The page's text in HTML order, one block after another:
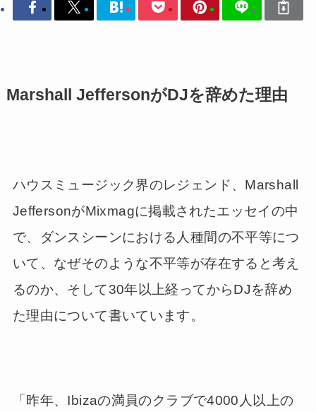
Marshall JeffersonがDJを辞めた理由
ハウスミュージック界のレジェンド、Marshall
JeffersonがMixmagに掲載されたエッセイの中
で、ダンスシーンにおける人種間の不平等につ
いて、なぜそのような不平等が存在すると考え
るのか、そして30年以上経ってからDJを辞め
た理由について書いています。
「昨年、Ibizaの満員のクラブで4000人以上の